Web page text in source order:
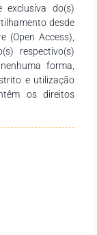
exclusiva do(s)
desde
(Open Access),
respectivo(s)
forma,
e utilização
os direitos